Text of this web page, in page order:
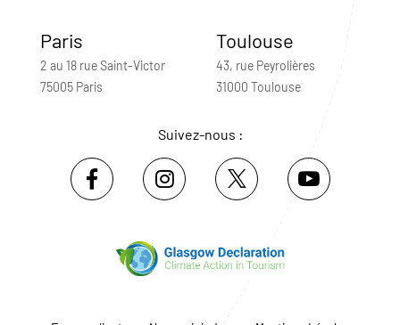
Paris
2 au 18 rue Saint-Victor
75005 Paris
Toulouse
43, rue Peyrolières
31000 Toulouse
Suivez-nous :